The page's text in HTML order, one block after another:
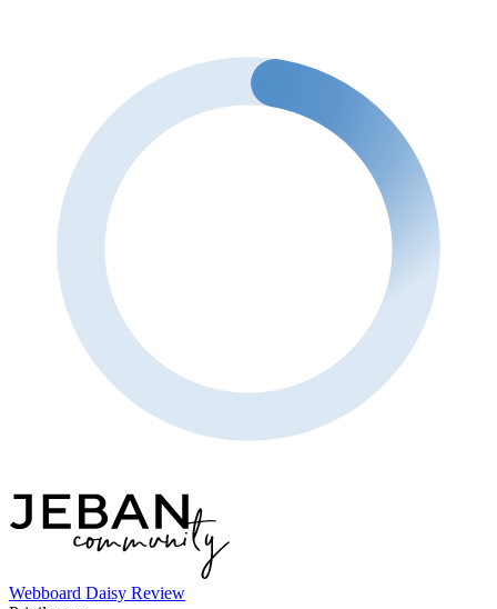
Webboard Daisy Review